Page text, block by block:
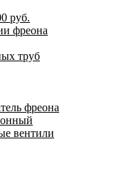
руб.
фреона
труб
фреона
вентили